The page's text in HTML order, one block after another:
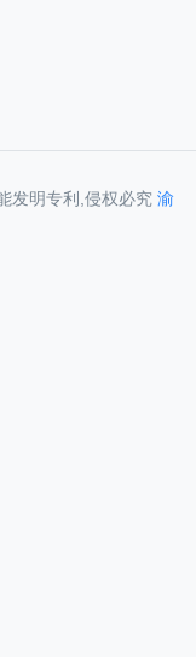
发明专利,侵权必究 渝